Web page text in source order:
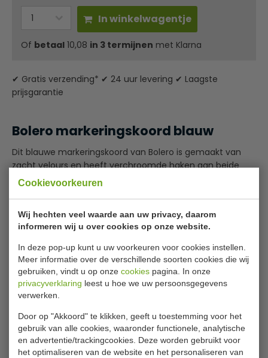
Cookievoorkeuren
Wij hechten veel waarde aan uw privacy, daarom
informeren wij u over cookies op onze website.
In deze pop-up kunt u uw voorkeuren voor cookies instellen.
Meer informatie over de verschillende soorten cookies die wij
gebruiken, vindt u op onze cookies pagina. In onze
privacyverklaring leest u hoe we uw persoonsgegevens
verwerken.
Door op "Akkoord" te klikken, geeft u toestemming voor het
gebruik van alle cookies, waaronder functionele, analytische
en advertentie/trackingcookies. Deze worden gebruikt voor
het optimaliseren van de website en het personaliseren van
In winkelwagentje
Of betaal 10,08 in 3 termijnen met Klarna
✔ Gratis verzending* ✔ 24 uur levering ✔ Laagste
prijsgarantie
Bolero markeringskoord blauw
Dit blauwe markeringskoord van Bolero is gemaakt van
zacht velours en heeft verchroomde haken aan beide
uiteinden zodat het te bevestigen is aan een muurhaak
horecagelegenheden. Dit koord kan gecombineerd
worden met de verchroomde muurhaken van Bolero,
zodat u op eenvoudige wijze rijen kunt creëren.
Uiteinden van zink
Zacht velours koord
Uiteinden zijn aan muurhaak of paal te bevestigen
Ideaal voor restaurants, clubs en bars
Lees meer
Bijlages
Specificatieblad
Specificaties